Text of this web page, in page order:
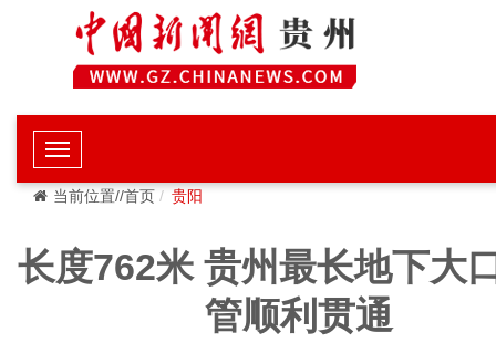
当前位置//首页 贵阳
长度762米 贵州最长地下大
管顺利贯通